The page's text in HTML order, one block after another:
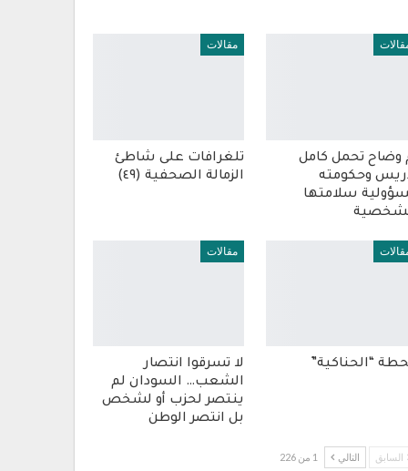
وضاح تحمل كامل
وحكومته
سلامتها
مقالات
تلغرافات على شاطئ
الزمالة الصحفية (٤٩)
“الحناكية”
مقالات
لا تسرقوا انتصار
الشعب… السودان لم
ينتصر لحزب أو لشخص
بل انتصر الوطن
السابق التالي 1 من 226